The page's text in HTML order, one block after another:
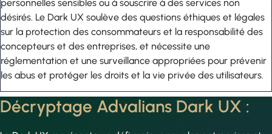
personnelles sensibles ou à souscrire à des services non
désirés. Le Dark UX soulève des questions éthiques et légales
sur la protection des consommateurs et la responsabilité des
concepteurs et des entreprises, et nécessite une
réglementation et une surveillance appropriées pour prévenir
les abus et protéger les droits et la vie privée des utilisateurs.
Décryptage Advalians Dark UX :